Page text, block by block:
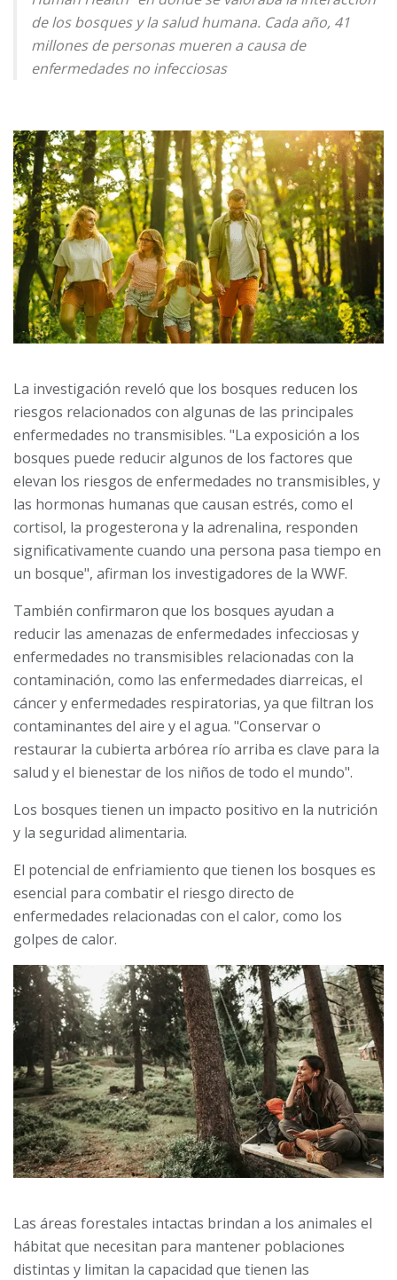
de los bosques y la salud humana. Cada año, 41
millones de personas mueren a causa de
enfermedades no infecciosas
La investigación reveló que los bosques reducen los
riesgos relacionados con algunas de las principales
enfermedades no transmisibles. "La exposición a los
bosques puede reducir algunos de los factores que
elevan los riesgos de enfermedades no transmisibles, y
las hormonas humanas que causan estrés, como el
cortisol, la progesterona y la adrenalina, responden
significativamente cuando una persona pasa tiempo en
un bosque", afirman los investigadores de la WWF.
También confirmaron que los bosques ayudan a
reducir las amenazas de enfermedades infecciosas y
enfermedades no transmisibles relacionadas con la
contaminación, como las enfermedades diarreicas, el
cáncer y enfermedades respiratorias, ya que filtran los
contaminantes del aire y el agua. "Conservar o
restaurar la cubierta arbórea río arriba es clave para la
salud y el bienestar de los niños de todo el mundo".
Los bosques tienen un impacto positivo en la nutrición
y la seguridad alimentaria.
El potencial de enfriamiento que tienen los bosques es
esencial para combatir el riesgo directo de
enfermedades relacionadas con el calor, como los
golpes de calor.
Las áreas forestales intactas brindan a los animales el
hábitat que necesitan para mantener poblaciones
distintas y limitan la capacidad que tienen las